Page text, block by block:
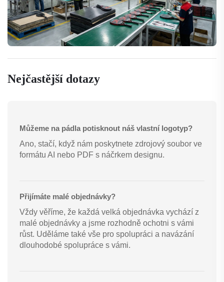
Nejčastější dotazy
Můžeme na pádla potisknout náš vlastní logotyp?
Ano, stačí, když nám poskytnete zdrojový soubor ve
formátu AI nebo PDF s náčrkem designu.
Přijímáte malé objednávky?
Vždy věříme, že každá velká objednávka vychází z
malé objednávky a jsme rozhodně ochotni s vámi
růst. Uděláme také vše pro spolupráci a navázání
dlouhodobé spolupráce s vámi.